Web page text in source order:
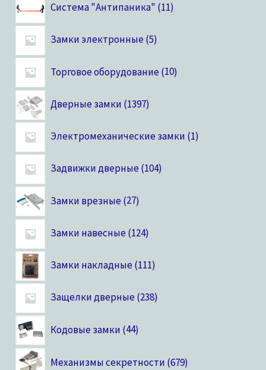
Система "Антипаника" 11
Замки электронные 5
Торговое оборудование 10
Дверные замки 1397
Электромеханические замки 1
Задвижки дверные 104
Замки врезные 27
Замки навесные 124
Замки накладные 111
Защелки дверные 238
Кодовые замки 44
Механизмы секретности 679